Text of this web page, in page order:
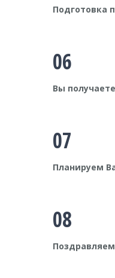
Подготовка
06
Вы
07
Планируем
08